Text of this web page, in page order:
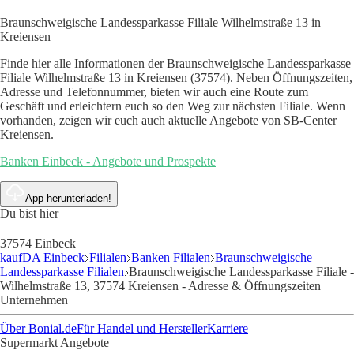
Braunschweigische Landessparkasse Filiale Wilhelmstraße 13 in
Kreiensen
Finde hier alle Informationen der Braunschweigische Landessparkasse
Filiale Wilhelmstraße 13 in Kreiensen (37574). Neben Öffnungszeiten,
Adresse und Telefonnummer, bieten wir auch eine Route zum
Geschäft und erleichtern euch so den Weg zur nächsten Filiale. Wenn
vorhanden, zeigen wir euch auch aktuelle Angebote von SB-Center
Kreiensen.
Banken Einbeck - Angebote und Prospekte
App herunterladen!
Du bist hier
37574 Einbeck
kaufDA Einbeck Filialen Banken Filialen Braunschweigische
Landessparkasse Filialen Braunschweigische Landessparkasse Filiale -
Wilhelmstraße 13, 37574 Kreiensen - Adresse & Öffnungszeiten
Unternehmen
Über Bonial.deFür Handel und HerstellerKarriere
Supermarkt Angebote